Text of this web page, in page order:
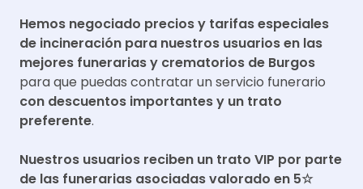
Hemos negociado precios y tarifas especiales
de incineración para nuestros usuarios en las
mejores funerarias y crematorios de Burgos
para que puedas contratar un servicio funerario
con descuentos importantes y un trato
preferente.
Nuestros usuarios reciben un trato VIP por parte
de las funerarias asociadas valorado en 5☆